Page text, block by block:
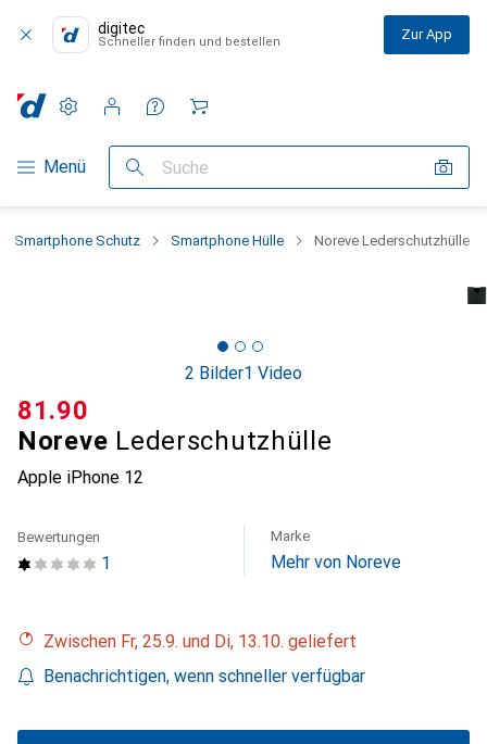
digitec
Schneller finden und bestellen Zur App
Navigation nach Kategorien
Menü Suche
Einstellungen
Kundenkonto
Vergleichslisten
Merklisten
Warenkorb
Smartphone Schutz Smartphone Hülle Noreve Lederschutzhülle
2 Bilder1 Video
Noreve Lederschutzhülle
Apple iPhone 12
CHF
81.90
1
Bewertungen Marke
Mehr von Noreve
Zwischen Fr, 25.9. und Di, 13.10. geliefert
Benachrichtigen, wenn schneller verfügbar